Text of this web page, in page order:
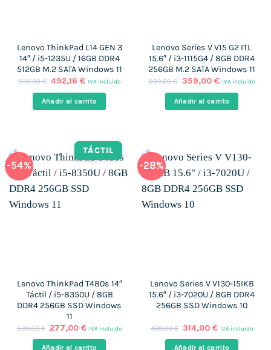
Lenovo ThinkPad L14 GEN 3
14″ / i5-1235U / 16GB DDR4
512GB M.2 SATA Windows 11
939,00€ El
original
era:
492,16€El
actual
es:
IVA incluido
Añadir al carrito
Lenovo Series V V15 G2 ITL
15.6″ / i3-1115G4 / 8GB DDR4
256GB M.2 SATA Windows 11
999,00€ El
original
era:
359,00 €El
actual
es:
IVA incluido
Añadir al carrito
-54%
TÁCTIL
Lenovo ThinkPad T480s 14″
Táctil / i5-8350U / 8GB
DDR4 256GB SSD Windows
11
599,00€ El
original
277,00€El
actual
IVA incluido
Añadir al carrito
-28%
Lenovo Series V V130-15IKB
15.6″ / i3-7020U / 8GB DDR4
256GB SSD Windows 10
438,00€ El
original
314,00€El
actual
IVA incluido
Añadir al carrito